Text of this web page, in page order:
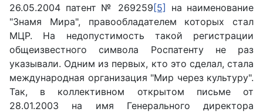
26.05.2004 патент № 269259[5] на наименование
"Знамя Мира", правообладателем которых стал
МЦР. На недопустимость такой регистрации
общеизвестного символа Роспатенту не раз
указывали. Одним из первых, кто это сделал, стала
международная организация "Мир через культуру".
Так, в коллективном открытом письме от
28.01.2003 на имя Генерального директора